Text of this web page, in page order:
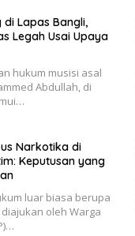
di Lapas Bangli,
Legah Usai Upaya
hukum musisi asal
Abdullah, di
Narkotika di
Keputusan yang
luar biasa berupa
oleh Warga